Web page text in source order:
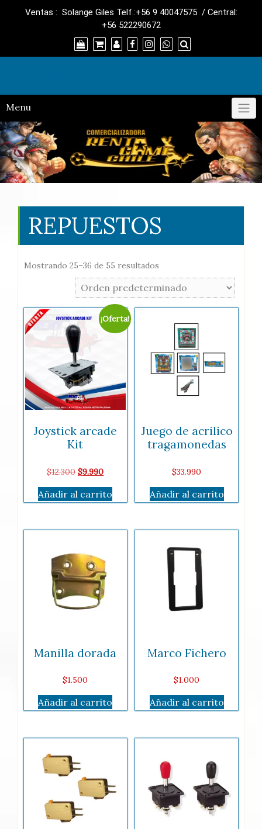
Ventas : Solange Giles Telf.:+56 9 40047575 / Central:
+56 522290672
Menu
REPUESTOS
Mostrando 25–36 de 55 resultados
¡Oferta!
Joystick arcade
Kit
$12.300 El
original
$9.990El
actual
Añadir al carrito
Juego de acrilico
tragamonedas
$33.990
Añadir al carrito
Manilla dorada
$1.500
Añadir al carrito
Marco Fichero
$1.000
Añadir al carrito